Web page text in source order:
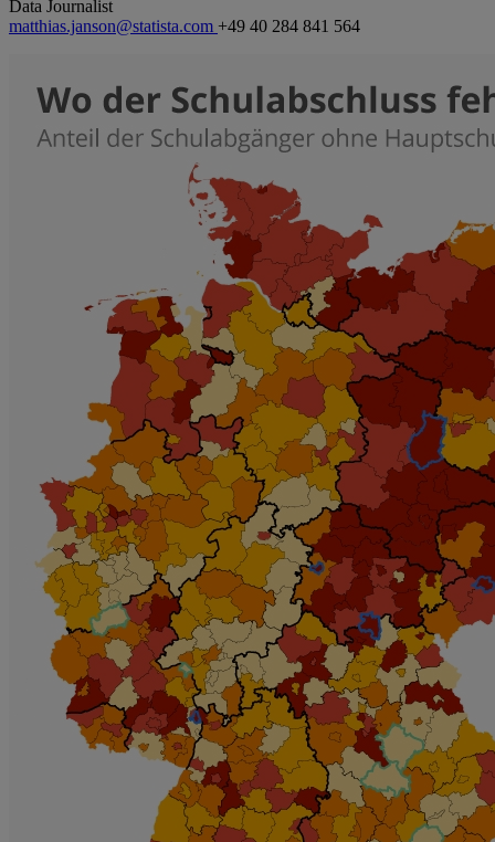
Data Journalist
matthias.janson@statista.com +49 40 284 841 564